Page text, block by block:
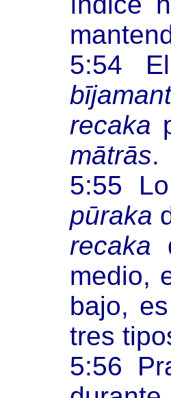
5:54
recaka
mātrās.
5:55
pūraka
recaka
medio,
bajo,
tres
5:56